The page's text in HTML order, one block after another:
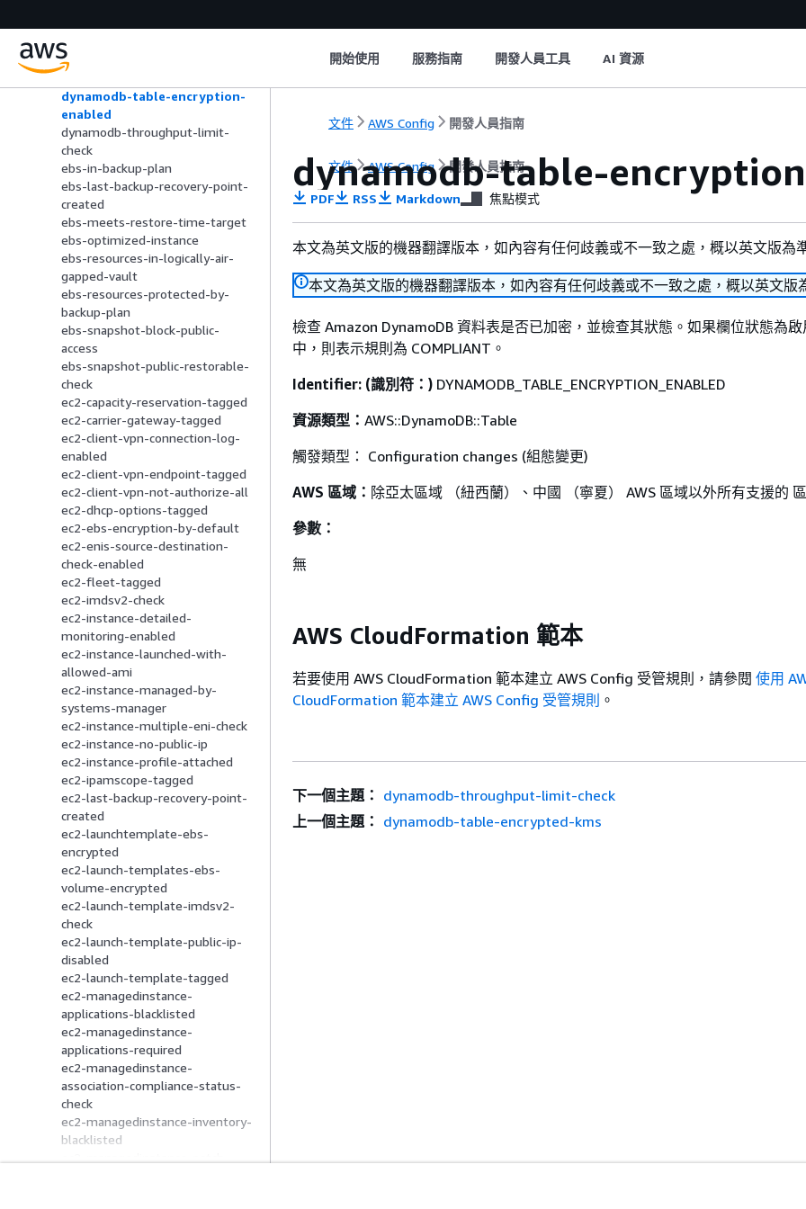
開始使用 服務指南 開發人員工具 AI 資源
dynamodb-table-deletion-
protection-enabled
dynamodb-table-encryption-
enabled
dynamodb-throughput-limit-
check
ebs-in-backup-plan
ebs-last-backup-recovery-point-
created
ebs-meets-restore-time-target
ebs-optimized-instance
ebs-resources-in-logically-air-
gapped-vault
ebs-resources-protected-by-
backup-plan
ebs-snapshot-block-public-
access
ebs-snapshot-public-restorable-
check
ec2-capacity-reservation-tagged
ec2-carrier-gateway-tagged
ec2-client-vpn-connection-log-
enabled
ec2-client-vpn-endpoint-tagged
ec2-client-vpn-not-authorize-all
ec2-dhcp-options-tagged
ec2-ebs-encryption-by-default
ec2-enis-source-destination-
check-enabled
ec2-fleet-tagged
ec2-imdsv2-check
ec2-instance-detailed-
monitoring-enabled
ec2-instance-launched-with-
allowed-ami
ec2-instance-managed-by-
systems-manager
ec2-instance-multiple-eni-check
ec2-instance-no-public-ip
ec2-instance-profile-attached
ec2-ipamscope-tagged
ec2-last-backup-recovery-point-
created
ec2-launchtemplate-ebs-
encrypted
ec2-launch-templates-ebs-
volume-encrypted
ec2-launch-template-imdsv2-
check
ec2-launch-template-public-ip-
disabled
ec2-launch-template-tagged
ec2-managedinstance-
applications-blacklisted
ec2-managedinstance-
applications-required
ec2-managedinstance-
association-compliance-status-
check
ec2-managedinstance-inventory-
blacklisted
文件 AWS Config 開發人員指南
文件 AWS Config 開發人員指南
dynamodb-table-
PDF RSS Markdown 焦點模式
本文為英文版的機器翻譯版本，如內容有任何歧義或不一致之處，概以英文版為
本文為英文版的機器翻譯版本，如內容有任何歧義或不一致之處，概以英文版
檢查 Amazon DynamoDB 資料表是否已加密，並檢查其狀態。如果欄位狀態為啟
中，則表示規則為 COMPLIANT。
Identifier: (識別符：) DYNAMODB_TABLE_ENCRYPTION_ENABLED
資源類型： AWS::DynamoDB::Table
觸發類型： Configuration changes (組態變更)
AWS 區域： 除亞太區域 （紐西蘭）、中國 （寧夏） AWS 區域以外所有支援的
參數：
無
AWS CloudFormation 範本
若要使用 AWS CloudFormation 範本建立 AWS Config 受管規則，請參閱 使用
CloudFormation 範本建立 AWS Config 受管規則 。
下一個主題： dynamodb-throughput-limit-check
上一個主題： dynamodb-table-encrypted-kms